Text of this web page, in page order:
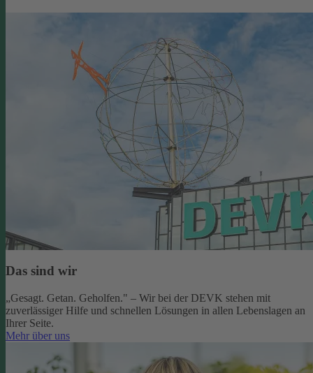
Das sind wir
„Gesagt. Getan. Geholfen." – Wir bei der DEVK stehen mit
zuverlässiger Hilfe und schnellen Lösungen in allen Lebenslagen an
Ihrer Seite.
Mehr über uns